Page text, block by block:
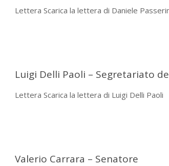
Lettera Scarica la lettera di Daniele
Luigi Delli Paoli – Segretariato
Lettera Scarica la lettera di Luigi Delli Paoli
Valerio Carrara – Senatore